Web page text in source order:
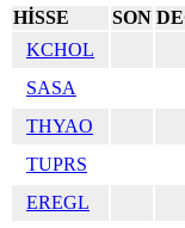
HİSSE SON
KCHOL
SASA
THYAO
TUPRS
EREGL